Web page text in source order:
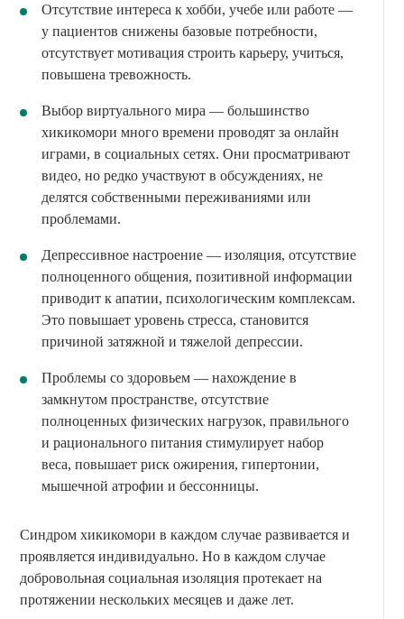
Отсутствие интереса к хобби, учебе или работе —
у пациентов снижены базовые потребности,
отсутствует мотивация строить карьеру, учиться,
повышена тревожность.
Выбор виртуального мира — большинство
хикикомори много времени проводят за онлайн
играми, в социальных сетях. Они просматривают
видео, но редко участвуют в обсуждениях, не
делятся собственными переживаниями или
проблемами.
Депрессивное настроение — изоляция, отсутствие
полноценного общения, позитивной информации
приводит к апатии, психологическим комплексам.
Это повышает уровень стресса, становится
причиной затяжной и тяжелой депрессии.
Проблемы со здоровьем — нахождение в
замкнутом пространстве, отсутствие
полноценных физических нагрузок, правильного
и рационального питания стимулирует набор
веса, повышает риск ожирения, гипертонии,
мышечной атрофии и бессонницы.
Синдром хикикомори в каждом случае развивается и
проявляется индивидуально. Но в каждом случае
добровольная социальная изоляция протекает на
протяжении нескольких месяцев и даже лет.